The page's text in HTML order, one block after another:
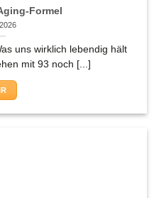
Formel
uns wirklich lebendig hält
mit 93 noch [...]